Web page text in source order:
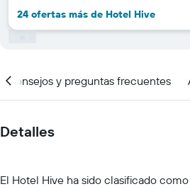
24 ofertas más de Hotel Hive
Consejos y preguntas frecuentes
Detalles
El Hotel Hive ha sido clasificado